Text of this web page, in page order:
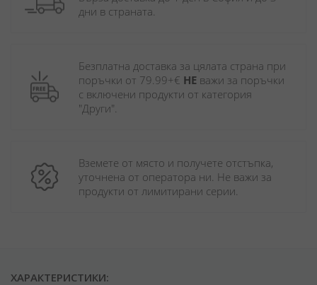
дни в страната.
Безплатна доставка за цялата страна при
поръчки от 79.99+€ НЕ важи за поръчки
с включени продукти от категория
"Други".
Вземете от място и получете отстъпка,
уточнена от оператора ни. Не важи за
продукти от лимитирани серии.
ХАРАКТЕРИСТИКИ: